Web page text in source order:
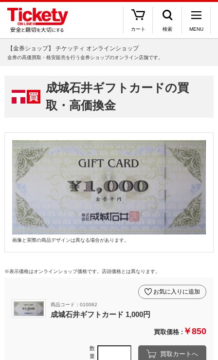
カート 検索 MENU
【金券ショップ】 チケッティ オンラインショップ
金券の高価買取・格安販売を行う金券ショップのオンライン店舗です。
成城石井ギフトカードの買
取・高価換金
画像と実際の商品デザインは異なる場合があります。
※表示価格はオンラインショップ価格です。店頭価格とは異なります。
商品コード：010062
成城石井ギフトカード 1,000円
お気に入りに追加
買取価格 : ￥850
数
量
買取カートへ